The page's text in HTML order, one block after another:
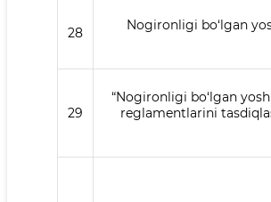
28
Nogironligi bo‘lgan
29
“Nogironligi bo‘lgan
reglamentlarini